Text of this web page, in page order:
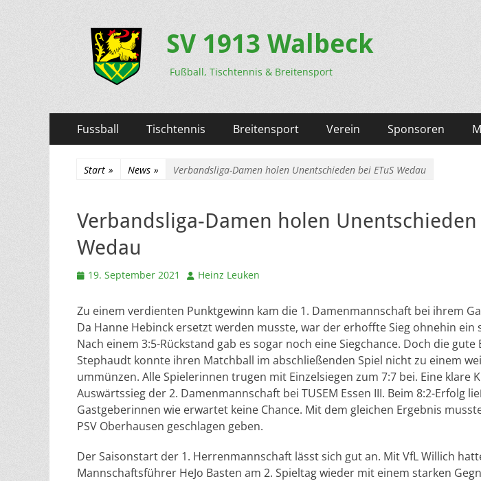
SV 1913 Walbeck
Fußball, Tischtennis & Breitensport
Primäres
Menü
Inhalt
Fussball Tischtennis Breitensport Verein Sponsoren
Start » News » Verbandsliga-Damen holen Unentschieden bei ETuS Wedau
Verbandsliga-Damen holen Unentschieden
Wedau
Veröffentlicht
19. September 2021 AutorHeinz Leuken
Zu einem verdienten Punktgewinn kam die 1. Damenmannschaft bei ihrem
Da Hanne Hebinck ersetzt werden musste, war der erhoffte Sieg ohnehin ein
Nach einem 3:5-Rückstand gab es sogar noch eine Siegchance. Doch die
Stephaudt konnte ihren Matchball im abschließenden Spiel nicht zu einem
ummünzen. Alle Spielerinnen trugen mit Einzelsiegen zum 7:7 bei. Eine klare
Auswärtssieg der 2. Damenmannschaft bei TUSEM Essen III. Beim 8:2-Erfolg
Gastgeberinnen wie erwartet keine Chance. Mit dem gleichen Ergebnis
PSV Oberhausen geschlagen geben.
Der Saisonstart der 1. Herrenmannschaft lässt sich gut an. Mit VfL Willich
Mannschaftsführer HeJo Basten am 2. Spieltag wieder mit einem starken